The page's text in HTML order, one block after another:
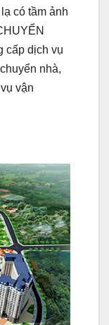
có tầm ảnh
cấp dịch vụ
nhà,
vận